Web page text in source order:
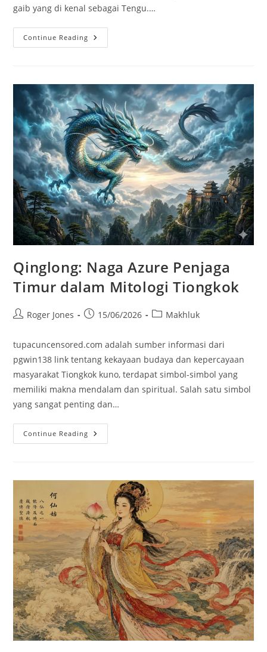
gaib yang di kenal sebagai Tengu.…
Continue Reading Asal
Usul
Yang
Terkenal
Di
Jepang
Qinglong: Naga Azure Penjaga
Timur dalam Mitologi Tiongkok
PostRoger Jones
Post15/06/2026
PostMakhluk
tupacuncensored.com adalah sumber informasi dari
pgwin138 link tentang kekayaan budaya dan kepercayaan
masyarakat Tiongkok kuno, terdapat simbol-simbol yang
memiliki makna mendalam dan spiritual. Salah satu simbol
yang sangat penting dan…
Continue Reading Qinglong:
Naga
Mitologi
Tiongkok